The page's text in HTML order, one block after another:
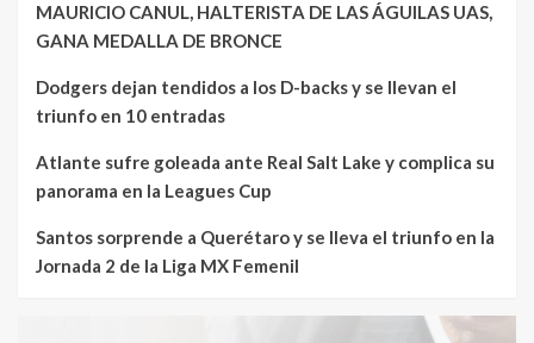
MAURICIO CANUL, HALTERISTA DE LAS ÁGUILAS UAS,
GANA MEDALLA DE BRONCE
Dodgers dejan tendidos a los D-backs y se llevan el
triunfo en 10 entradas
Atlante sufre goleada ante Real Salt Lake y complica su
panorama en la Leagues Cup
Santos sorprende a Querétaro y se lleva el triunfo en la
Jornada 2 de la Liga MX Femenil